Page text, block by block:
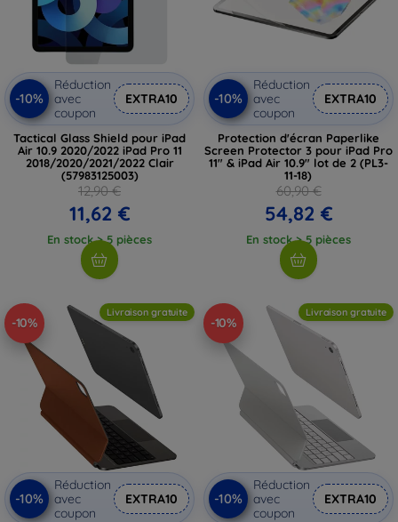
-10%
Réduction
avec
coupon
EXTRA10
Tactical Glass Shield pour iPad
Air 10.9 2020/2022 iPad Pro 11
2018/2020/2021/2022 Clair
(57983125003)
12,90 €
11,62 €
En stock > 5 pièces
-10%
Réduction
avec
coupon
EXTRA10
Protection d'écran Paperlike
Screen Protector 3 pour iPad Pro
11" & iPad Air 10.9" lot de 2 (PL3-
11-18)
60,90 €
54,82 €
En stock > 5 pièces
-10%
Livraison gratuite
-10%
Réduction
avec
coupon
EXTRA10
-10%
Livraison gratuite
-10%
Réduction
avec
coupon
EXTRA10